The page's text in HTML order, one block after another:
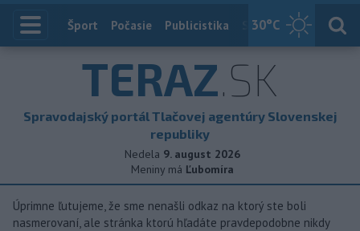
30°C
Index
Šport Počasie Publicistika Slovensko
TERAZ.SK
Spravodajský portál Tlačovej agentúry Slovenskej
republiky
Nedela 9. august 2026
Meniny má Ľubomíra
Úprimne ľutujeme, že sme nenašli odkaz na ktorý ste boli
nasmerovaní, ale stránka ktorú hľadáte pravdepodobne nikdy